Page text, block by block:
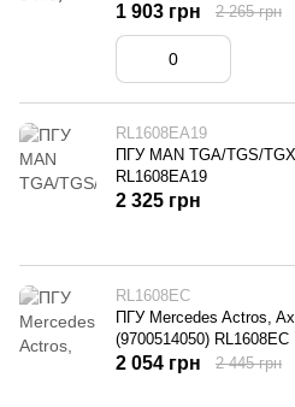
1 903 грн 2 265 грн
RL1608EA19
ПГУ MAN TGA/TGS/
RL1608EA19
2 325 грн
RL1608EC
ПГУ Mercedes Actros,
(9700514050) RL1608EC
2 054 грн 2 445 грн